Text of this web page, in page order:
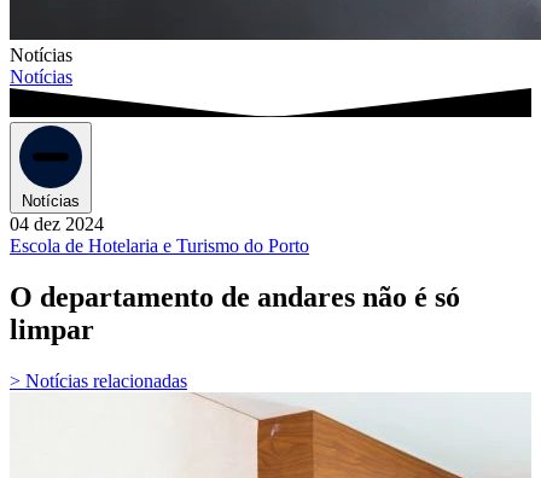
Notícias
Notícias
Notícias
04 dez 2024
Escola de Hotelaria e Turismo do Porto
O departamento de andares não é só
limpar
> Notícias relacionadas